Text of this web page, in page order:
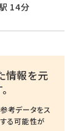
14分
情報を元
考データをス
る可能性が